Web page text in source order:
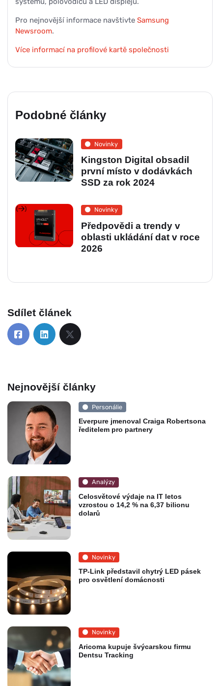
Pro nejnovější informace navštivte Samsung
Newsroom.
Více informací na profilové kartě společnosti
Podobné články
Novinky
Kingston Digital obsadil
první místo v dodávkách
SSD za rok 2024
Novinky
Předpovědi a trendy v
oblasti ukládání dat v roce
2026
Sdílet článek
Nejnovější články
Personálie
Everpure jmenoval Craiga Robertsona
ředitelem pro partnery
Analýzy
Celosvětové výdaje na IT letos
vzrostou o 14,2 % na 6,37 bilionu
dolarů
Novinky
TP-Link představil chytrý LED pásek
pro osvětlení domácnosti
Novinky
Aricoma kupuje švýcarskou firmu
Dentsu Tracking